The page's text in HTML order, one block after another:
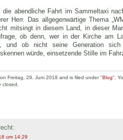
die abendliche Fahrt im Sammeltaxi
Herr. Das allgegenwärtige Thema
mitsingt in diesem Land, in dieser
ob denn, wer in der Kirche am
und ob nicht seine Generation
würde, einsetzende Stille im
Freitag, 29. Juni 2018 and is filed under "Blog".
closed.
um 14:29